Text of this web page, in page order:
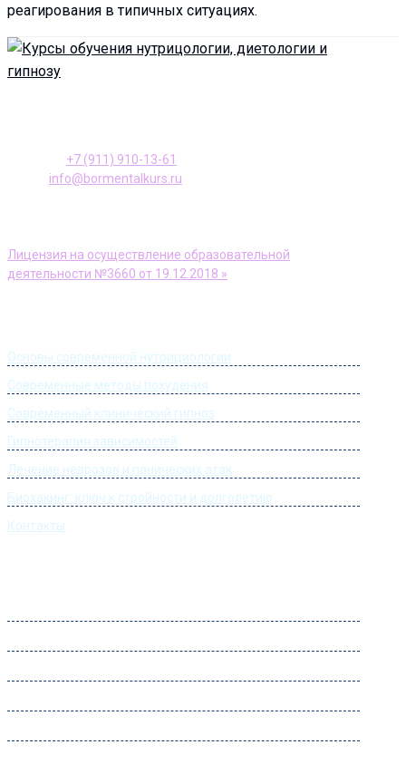
реагирования в типичных ситуациях.
+7 (911) 910-13-61
info@bormentalkurs.ru
Лицензия на осуществление образовательной
деятельности №3660 от 19.12.2018 »
Основы современной нутрициологии
Современные методы похудения
Современный клинический гипноз
Гипнотерапия зависимостей
Лечение неврозов и панических атак
Биохакинг: ключ к стройности и долголетию
Контакты